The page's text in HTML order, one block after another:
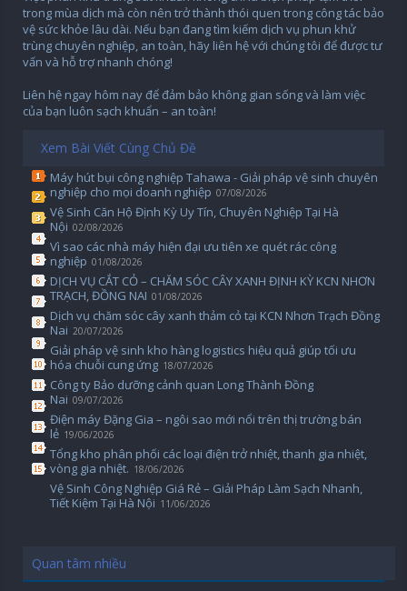
trong mùa dịch mà còn nên trở thành thói quen trong công tác bảo
vệ sức khỏe lâu dài. Nếu bạn đang tìm kiếm dịch vụ phun khử
trùng chuyên nghiệp, an toàn, hãy liên hệ với chúng tôi để được tư
vấn và hỗ trợ nhanh chóng!
Liên hệ ngay hôm nay để đảm bảo không gian sống và làm việc
của bạn luôn sạch khuẩn – an toàn!
Xem Bài Viết Cùng Chủ Đề
Máy hút bụi công nghiệp Tahawa - Giải pháp vệ sinh chuyên
nghiệp cho mọi doanh nghiệp 07/08/2026
Vệ Sinh Căn Hộ Định Kỳ Uy Tín, Chuyên Nghiệp Tại Hà
Nội 02/08/2026
Vì sao các nhà máy hiện đại ưu tiên xe quét rác công
nghiệp 01/08/2026
DỊCH VỤ CẮT CỎ – CHĂM SÓC CÂY XANH ĐỊNH KỲ KCN NHƠN
TRẠCH, ĐỒNG NAI 01/08/2026
Dịch vụ chăm sóc cây xanh thảm cỏ tại KCN Nhơn Trạch Đồng
Nai 20/07/2026
Giải pháp vệ sinh kho hàng logistics hiệu quả giúp tối ưu
hóa chuỗi cung ứng 18/07/2026
Công ty Bảo dưỡng cảnh quan Long Thành Đồng
Nai 09/07/2026
Điện máy Đặng Gia – ngôi sao mới nổi trên thị trường bán
lẻ 19/06/2026
Tổng kho phân phối các loại điện trở nhiệt, thanh gia nhiệt,
vòng gia nhiệt. 18/06/2026
Vệ Sinh Công Nghiệp Giá Rẻ – Giải Pháp Làm Sạch Nhanh,
Tiết Kiệm Tại Hà Nội 11/06/2026
Quan tâm nhiều